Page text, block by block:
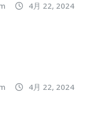
4月 22, 2024
4月 22, 2024